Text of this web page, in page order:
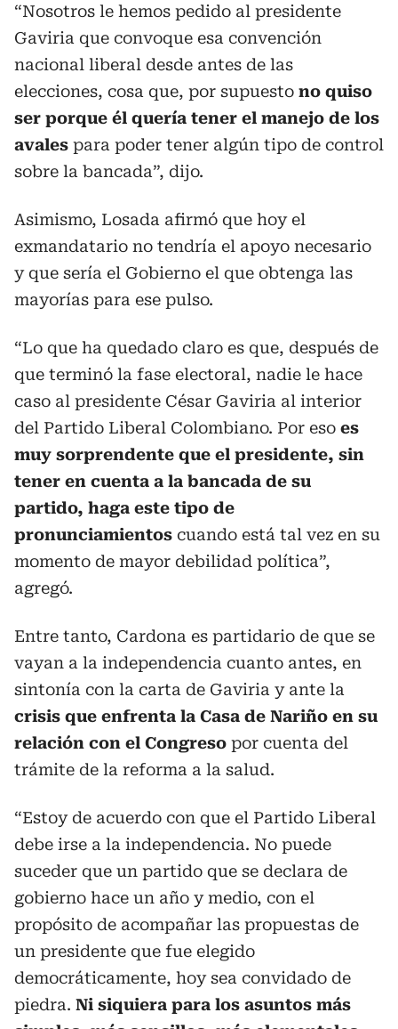
“Nosotros le hemos pedido al presidente
Gaviria que convoque esa convención
nacional liberal desde antes de las
elecciones, cosa que, por supuesto no quiso
ser porque él quería tener el manejo de los
avales para poder tener algún tipo de control
sobre la bancada”, dijo.
Asimismo, Losada afirmó que hoy el
exmandatario no tendría el apoyo necesario
y que sería el Gobierno el que obtenga las
mayorías para ese pulso.
“Lo que ha quedado claro es que, después de
que terminó la fase electoral, nadie le hace
caso al presidente César Gaviria al interior
del Partido Liberal Colombiano. Por eso es
muy sorprendente que el presidente, sin
tener en cuenta a la bancada de su
partido, haga este tipo de
pronunciamientos cuando está tal vez en su
momento de mayor debilidad política”,
agregó.
Entre tanto, Cardona es partidario de que se
vayan a la independencia cuanto antes, en
sintonía con la carta de Gaviria y ante la
crisis que enfrenta la Casa de Nariño en su
relación con el Congreso por cuenta del
trámite de la reforma a la salud.
“Estoy de acuerdo con que el Partido Liberal
debe irse a la independencia. No puede
suceder que un partido que se declara de
gobierno hace un año y medio, con el
propósito de acompañar las propuestas de
un presidente que fue elegido
democráticamente, hoy sea convidado de
piedra. Ni siquiera para los asuntos más